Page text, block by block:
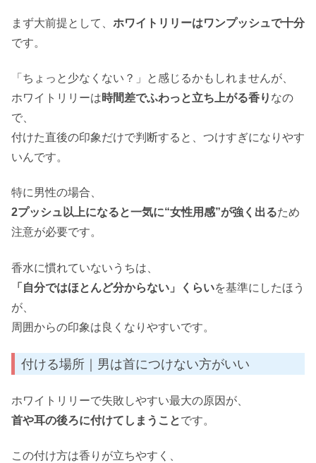
まず大前提として、 ホワイトリリーはワンプッシュで十分
です。
「ちょっと少なくない？」と感じるかもしれませんが、
ホワイトリリーは時間差でふわっと立ち上がる香り なの
で、
付けた直後の印象だけで判断すると、つけすぎになりやす
いんです。
特に男性の場合、
2プッシュ以上になると一気に“女性用感”が強く出るため
注意が必要です。
香水に慣れていないうちは、
「自分ではほとんど分からない」くらいを基準にしたほう
が、
周囲からの印象は良くなりやすいです。
付ける場所｜男は首につけない方がいい
ホワイトリリーで失敗しやすい最大の原因が、
首や耳の後ろに付けてしまうことです。
この付け方は香りが立ちやすく、